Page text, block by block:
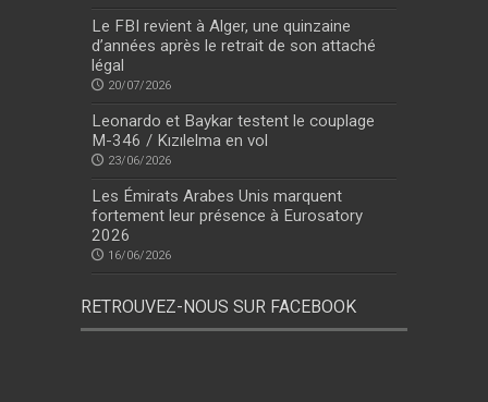
Le FBI revient à Alger, une quinzaine
d’années après le retrait de son attaché
légal
20/07/2026
Leonardo et Baykar testent le couplage
M-346 / Kızılelma en vol
23/06/2026
Les Émirats Arabes Unis marquent
fortement leur présence à Eurosatory
2026
16/06/2026
RETROUVEZ-NOUS SUR FACEBOOK